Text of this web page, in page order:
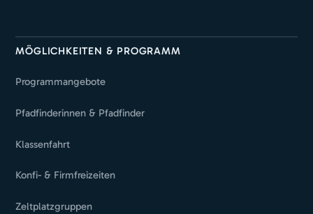
MÖGLICHKEITEN & PROGRAMM
Programmangebote
Pfadfinderinnen & Pfadfinder
Klassenfahrt
Konfi- & Firmfreizeiten
Zeltplatzgruppen